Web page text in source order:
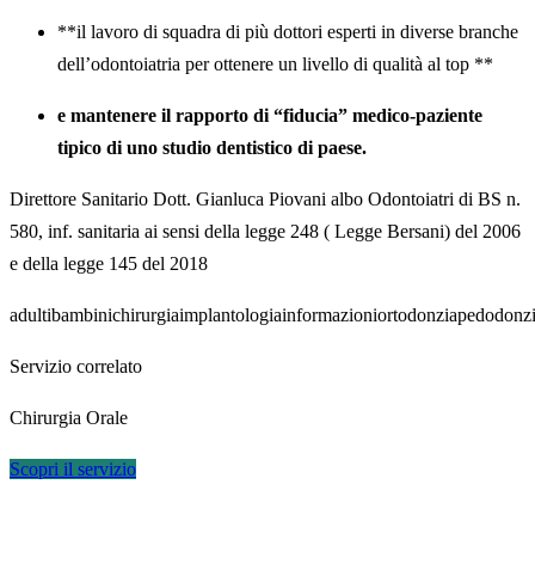
**il lavoro di squadra di più dottori esperti in diverse branche
dell’odontoiatria per ottenere un livello di qualità al top **
e mantenere il rapporto di “fiducia” medico-paziente
tipico di uno studio dentistico di paese.
Direttore Sanitario Dott. Gianluca Piovani albo Odontoiatri di BS n.
580, inf. sanitaria ai sensi della legge 248 ( Legge Bersani) del 2006
e della legge 145 del 2018
adultibambinichirurgiaimplantologiainformazioniortodonzia
Servizio correlato
Chirurgia Orale
Scopri il servizio